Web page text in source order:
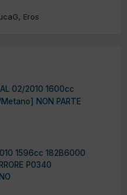
Eros
02/2010 1600cc
NON PARTE
1596cc 182B6000
P0340